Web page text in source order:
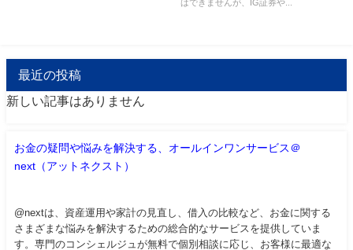
はできませんが、IG証券や...
最近の投稿
新しい記事はありません
お金の疑問や悩みを解決する、オールインワンサービス＠
next（アットネクスト）
@nextは、資産運用や家計の見直し、借入の比較など、お金に関する
さまざまな悩みを解決するための総合的なサービスを提供していま
す。専門のコンシェルジュが無料で個別相談に応じ、お客様に最適な